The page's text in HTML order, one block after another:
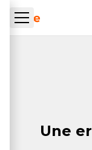
Aller au contenu
Une